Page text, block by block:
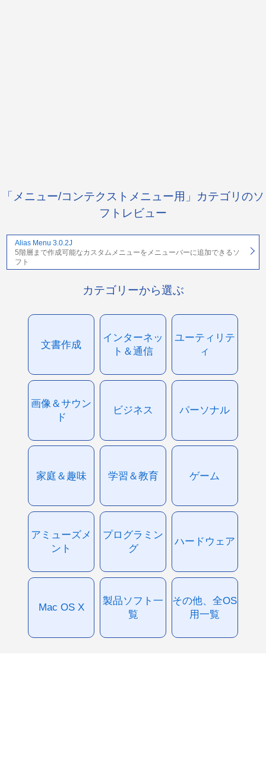
「メニュー/コンテクストメニュー用」カテゴリのソ
フトレビュー
Alias Menu 3.0.2J
5階層まで作成可能なカスタムメニューをメニューバーに追加できるソ
フト
カテゴリーから選ぶ
文書作成
インターネッ
ト＆通信
ユーティリテ
ィ
画像＆サウン
ド
ビジネス パーソナル
家庭＆趣味 学習＆教育 ゲーム
アミューズメ
ント
プログラミン
グ
ハードウェア
Mac OS X
製品ソフト一
覧
その他、全OS
用一覧